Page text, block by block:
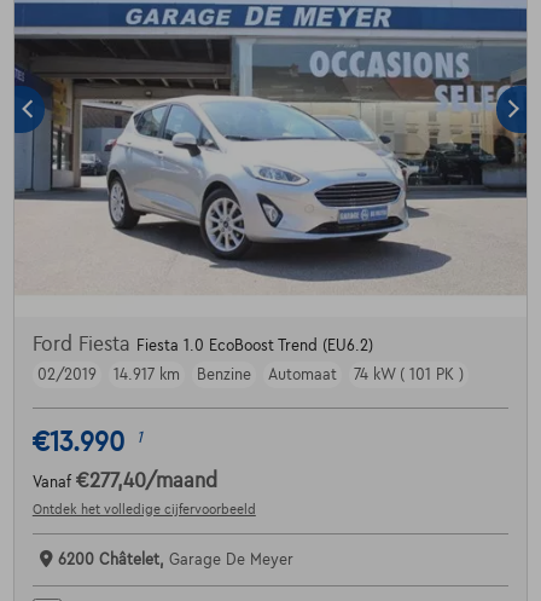
Ford Fiesta Fiesta 1.0 EcoBoost Trend (EU6.2)
02/2019
14.917 km Benzine Automaat 74 kW ( 101 PK )
€13.990 1
Vanaf €277,40/maand
Ontdek het volledige cijfervoorbeeld
6200 Châtelet, Garage De Meyer